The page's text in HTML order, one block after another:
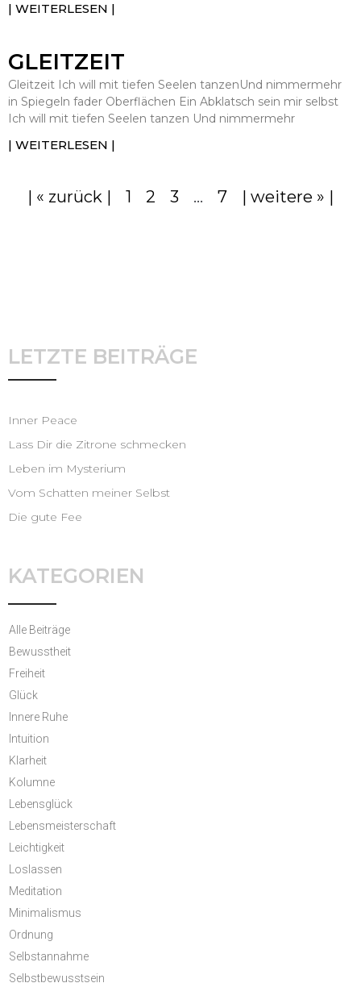
| WEITERLESEN |
GLEITZEIT
Gleitzeit Ich will mit tiefen Seelen tanzenUnd nimmermehr
in Spiegeln fader Oberflächen Ein Abklatsch sein mir selbst
Ich will mit tiefen Seelen tanzen Und nimmermehr
| WEITERLESEN |
| « zurück | 1 2 3 … 7 | weitere » |
LETZTE BEITRÄGE
Inner Peace
Lass Dir die Zitrone schmecken
Leben im Mysterium
Vom Schatten meiner Selbst
Die gute Fee
KATEGORIEN
Alle Beiträge
Bewusstheit
Freiheit
Glück
Innere Ruhe
Intuition
Klarheit
Kolumne
Lebensglück
Lebensmeisterschaft
Leichtigkeit
Loslassen
Meditation
Minimalismus
Ordnung
Selbstannahme
Selbstbewusstsein